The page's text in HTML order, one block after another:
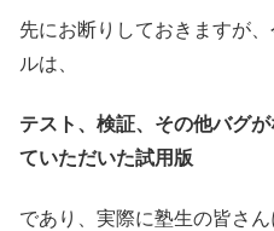
先にお断りしておきますが
ルは、
テスト、検証、その他バグ
ていただいた試用版
であり、実際に塾生の皆さ